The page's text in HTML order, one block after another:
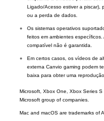
Ligado/Acesso estiver a piscar),
ou a perda de dados.
●
Os sistemas operativos
feitos em ambientes
compatível não é garantida.
●
Em certos casos, os vídeos de
externa Canvio gaming podem
baixa para obter uma
Microsoft, Xbox One, Xbox Series
Microsoft group of companies.
Mac and macOS are trademarks of